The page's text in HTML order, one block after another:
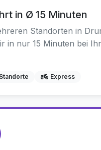
in Ø 15 Minuten
Standorten in
in nur 15 Minuten bei
Express